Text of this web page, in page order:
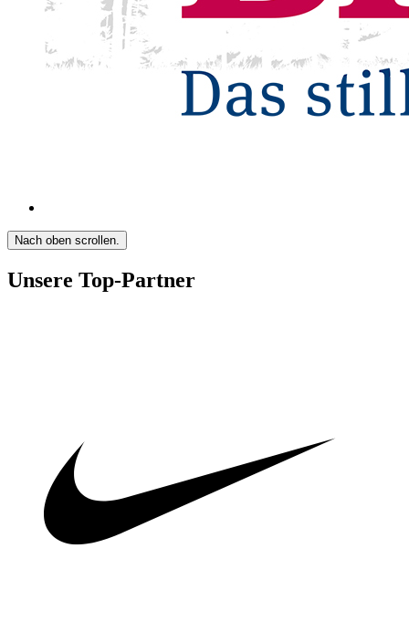
Nach oben scrollen.
Unsere Top-Partner